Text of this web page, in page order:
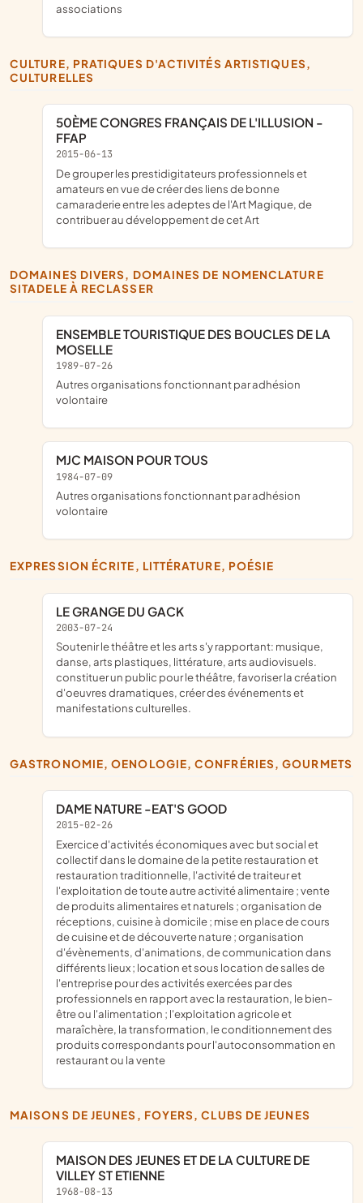
associations
CULTURE, PRATIQUES D'ACTIVITÉS ARTISTIQUES,
CULTURELLES
50ÈME CONGRES FRANÇAIS DE L'ILLUSION -
FFAP
2015-06-13
de grouper les prestidigitateurs professionnels et
amateurs en vue de créer des liens de bonne
camaraderie entre les adeptes de l'Art Magique, de
contribuer au développement de cet Art
DOMAINES DIVERS, DOMAINES DE NOMENCLATURE
SITADELE À RECLASSER
ENSEMBLE TOURISTIQUE DES BOUCLES DE LA
MOSELLE
1989-07-26
Autres organisations fonctionnant par adhésion
volontaire
MJC MAISON POUR TOUS
1984-07-09
Autres organisations fonctionnant par adhésion
volontaire
EXPRESSION ÉCRITE, LITTÉRATURE, POÉSIE
LE GRANGE DU GACK
2003-07-24
soutenir le théâtre et les arts s'y rapportant: musique,
danse, arts plastiques, littérature, arts audiovisuels.
constituer un public pour le théâtre, favoriser la création
d'oeuvres dramatiques, créer des événements et
manifestations culturelles.
GASTRONOMIE, OENOLOGIE, CONFRÉRIES, GOURMETS
DAME NATURE -EAT'S GOOD
2015-02-26
exercice d'activités économiques avec but social et
collectif dans le domaine de la petite restauration et
restauration traditionnelle, l'activité de traiteur et
l'exploitation de toute autre activité alimentaire ; vente
de produits alimentaires et naturels ; organisation de
réceptions, cuisine à domicile ; mise en place de cours
de cuisine et de découverte nature ; organisation
d'évènements, d'animations, de communication dans
différents lieux ; location et sous location de salles de
l'entreprise pour des activités exercées par des
professionnels en rapport avec la restauration, le bien-
être ou l'alimentation ; l'exploitation agricole et
maraîchère, la transformation, le conditionnement des
produits correspondants pour l'autoconsommation en
restaurant ou la vente
MAISONS DE JEUNES, FOYERS, CLUBS DE JEUNES
MAISON DES JEUNES ET DE LA CULTURE DE
VILLEY ST ETIENNE
1968-08-13